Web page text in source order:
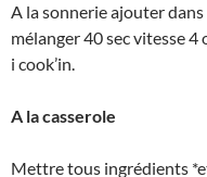
A la sonnerie ajouter
mélanger 40 sec vitesse
i cook’in.
A la casserole
Mettre tous ingrédients